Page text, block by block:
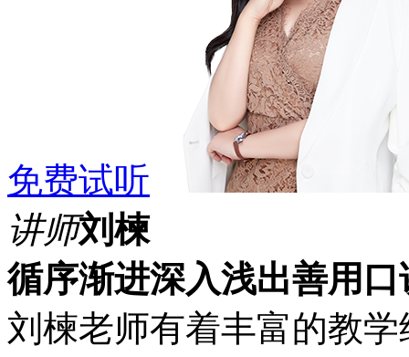
免费试听
讲师刘楝
循序渐进深入浅出善用口
刘楝老师有着丰富的教